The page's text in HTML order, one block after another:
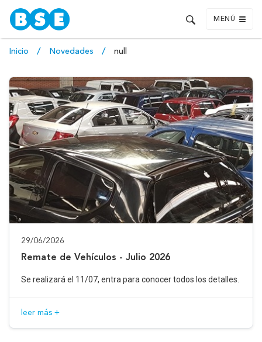
MENÚ
Inicio Novedades null
29/06/2026
Remate de Vehículos - Julio 2026
Se realizará el 11/07, entra para conocer todos los detalles.
leer más +